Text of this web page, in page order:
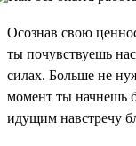
Осознав свою
ты почувствуешь
силах. Больше не
момент ты начнешь
идущим навстречу